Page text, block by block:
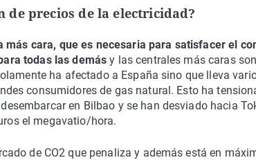
de precios de la electricidad?
cara, que es necesaria para satisfacer el
todas las demás y las centrales más caras
ha afectado a España sino que lleva
consumidores de gas natural. Esto ha
en Bilbao y se han desviado hacia
el megavatio/hora.
de CO2 que penaliza y además está en